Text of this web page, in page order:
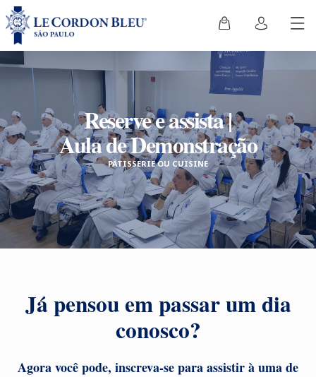
Reserve e assista |
Aula de Demonstração
PÂTISSERIE OU CUISINE
Já pensou em passar um dia
conosco?
Agora você pode, inscreva-se para assistir à uma de